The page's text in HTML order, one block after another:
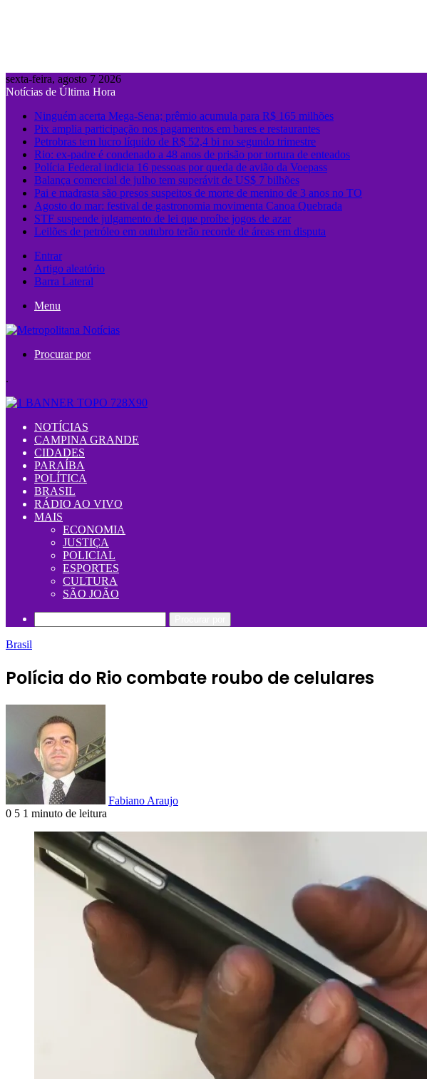
sexta-feira, agosto 7 2026
Notícias de Última Hora
Ninguém acerta Mega-Sena; prêmio acumula para R$ 165 milhões
Pix amplia participação nos pagamentos em bares e restaurantes
Petrobras tem lucro líquido de R$ 52,4 bi no segundo trimestre
Rio: ex-padre é condenado a 48 anos de prisão por tortura de enteados
Polícia Federal indicia 16 pessoas por queda de avião da Voepass
Balança comercial de julho tem superávit de US$ 7 bilhões
Pai e madrasta são presos suspeitos de morte de menino de 3 anos no TO
Agosto do mar: festival de gastronomia movimenta Canoa Quebrada
STF suspende julgamento de lei que proíbe jogos de azar
Leilões de petróleo em outubro terão recorde de áreas em disputa
Entrar
Artigo aleatório
Barra Lateral
Menu
Procurar por
.
NOTÍCIAS
CAMPINA GRANDE
CIDADES
PARAÍBA
POLÍTICA
BRASIL
RÁDIO AO VIVO
MAIS
ECONOMIA
JUSTIÇA
POLICIAL
ESPORTES
CULTURA
SÃO JOÃO
Brasil
Polícia do Rio combate roubo de celulares
Fabiano Araujo
0 5 1 minuto de leitura